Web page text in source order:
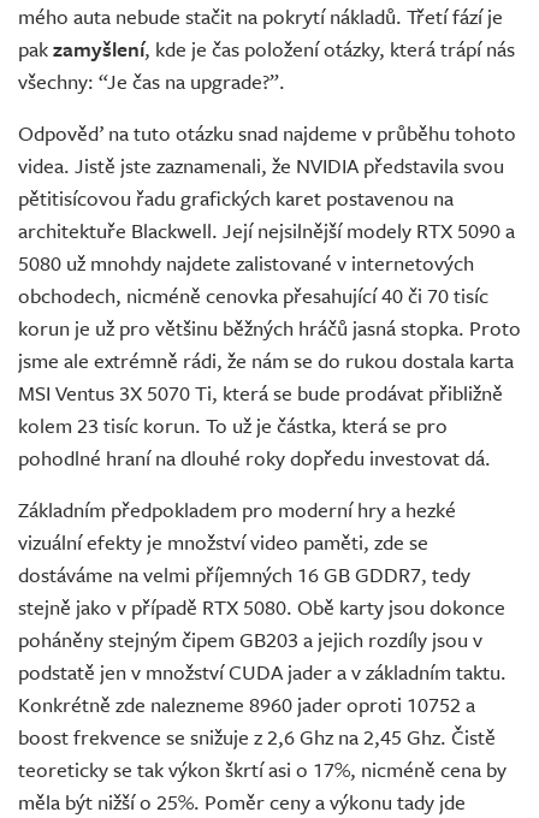
mého auta nebude stačit na pokrytí nákladů. Třetí fází je
pakzamyšlení, kde je čas položení otázky, která trápí nás
všechny: “Je čas na upgrade?”.
Odpověď na tuto otázku snad najdeme v průběhu tohoto
videa. Jistě jste zaznamenali, že NVIDIA představila svou
pětitisícovou řadu grafických karet postavenou na
architektuře Blackwell. Její nejsilnější modely RTX 5090 a
5080 už mnohdy najdete zalistované v internetových
obchodech, nicméně cenovka přesahující 40 či 70 tisíc
korun je už pro většinu běžných hráčů jasná stopka. Proto
jsme ale extrémně rádi, že nám se do rukou dostala karta
MSI Ventus 3X 5070 Ti, která se bude prodávat přibližně
kolem 23 tisíc korun. To už je částka, která se pro
pohodlné hraní na dlouhé roky dopředu investovat dá.
Základním předpokladem pro moderní hry a hezké
vizuální efekty je množství video paměti, zde se
dostáváme na velmi příjemných 16 GB GDDR7, tedy
stejně jako v případě RTX 5080. Obě karty jsou dokonce
poháněny stejným čipem GB203 a jejich rozdíly jsou v
podstatě jen v množství CUDA jader a v základním taktu.
Konkrétně zde nalezneme 8960 jader oproti 10752 a
boost frekvence se snižuje z 2,6 Ghz na 2,45 Ghz. Čistě
teoreticky se tak výkon škrtí asi o 17%, nicméně cena by
měla být nižší o 25%. Poměr ceny a výkonu tady jde